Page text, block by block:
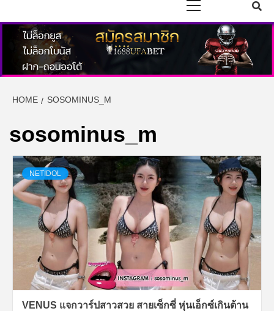
HOME SOSOMINUS_M
sosominus_m
NETIDOL
VENUS แจกวาร์ปสาวสวย สายเซ็กซี่ หุ่นเอ็กซ์เกินต้าน